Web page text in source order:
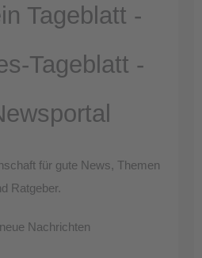
Tageblatt -
Tageblatt -
für gute News, Themen
Ratgeber.
Nachrichten